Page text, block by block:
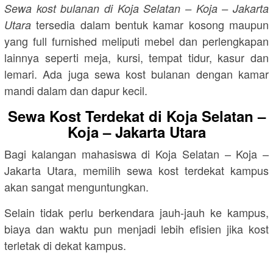
Sewa kost bulanan di Koja Selatan – Koja – Jakarta
Utara tersedia dalam bentuk kamar kosong maupun
yang full furnished meliputi mebel dan perlengkapan
lainnya seperti meja, kursi, tempat tidur, kasur dan
lemari. Ada juga sewa kost bulanan dengan kamar
mandi dalam dan dapur kecil.
Sewa Kost Terdekat di Koja Selatan –
Koja – Jakarta Utara
Bagi kalangan mahasiswa di Koja Selatan – Koja –
Jakarta Utara, memilih sewa kost terdekat kampus
akan sangat menguntungkan.
Selain tidak perlu berkendara jauh-jauh ke kampus,
biaya dan waktu pun menjadi lebih efisien jika kost
terletak di dekat kampus.